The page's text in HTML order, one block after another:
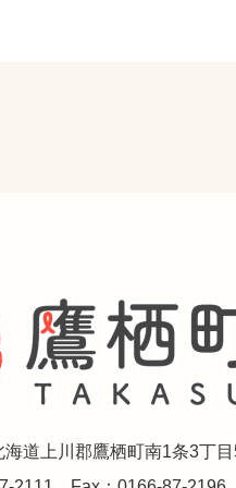
海道上川郡鷹栖町南1条3丁